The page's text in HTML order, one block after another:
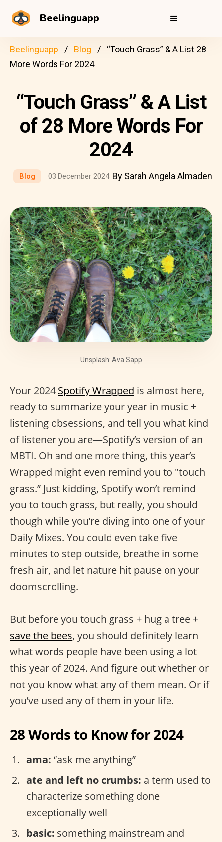
Beelinguapp
Beelinguapp Blog
“Touch Grass” & A List 28
More Words For 2024
“Touch Grass” & A List
of 28 More Words For
2024
Blog 03 December 2024 By Sarah Angela Almaden
Unsplash: Ava Sapp
Your 2024 Spotify Wrapped is almost here,
ready to summarize your year in music +
listening obsessions, and tell you what kind
of listener you are—Spotify’s version of an
MBTI. Oh and one more thing, this year’s
Wrapped might even remind you to "touch
grass.” Just kidding, Spotify won’t remind
you to touch grass, but really, you should
though while you’re diving into one of your
Daily Mixes. You could even take five
minutes to step outside, breathe in some
fresh air, and let nature hit pause on your
doomscrolling.
But before you touch grass + hug a tree +
save the bees, you should definitely learn
what words people have been using a lot
this year of 2024. And figure out whether or
not you know what any of them mean. Or if
you’ve used any of them in your life.
28 Words to Know for 2024
ama: “ask me anything”
ate and left no crumbs: a term used to
characterize something done
exceptionally well
basic: something mainstream and